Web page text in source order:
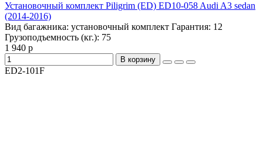
Установочный комплект Piligrim (ED) ED10-058 Audi A3 sedan
(2014-2016)
Вид багажника: установочный комплект Гарантия: 12
Грузоподъемность (кг.): 75
1 940 р
В корзину
ED2-101F